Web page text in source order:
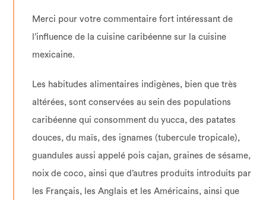
Merci pour votre commentaire fort intéressant de
l’influence de la cuisine caribéenne sur la cuisine
mexicaine.
Les habitudes alimentaires indigènes, bien que très
altérées, sont conservées au sein des populations
caribéenne qui consomment du yucca, des patates
douces, du maïs, des ignames (tubercule tropicale),
guandules aussi appelé pois cajan, graines de sésame,
noix de coco, ainsi que d’autres produits introduits par
les Français, les Anglais et les Américains, ainsi que